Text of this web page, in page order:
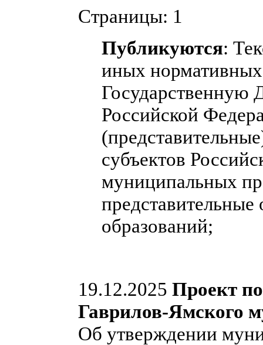
Страницы: 1
Публикуются:
иных
Государственную
Российской
субъектов
муниципальных
образований;
19.12.2025 Проект
Гаврилов-Ямского
Об утверждении